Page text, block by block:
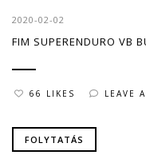
2020-02-02
FIM SUPERENDURO VB
66 LIKES LEAVE
FOLYTATÁS